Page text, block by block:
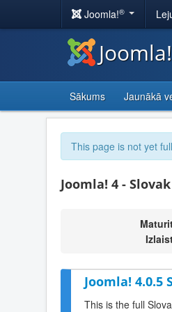
Joomla!®
Sākums Jaunākā
This page is not yet
Joomla! 4 - Slovak
Joomla! 4.0.5
This is the full